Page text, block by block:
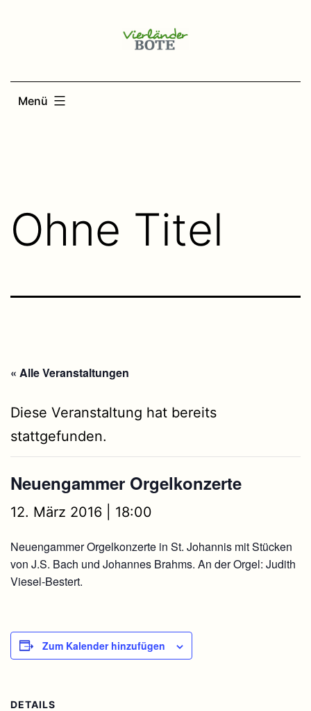
Menü
Ohne Titel
« Alle Veranstaltungen
Diese Veranstaltung hat bereits
stattgefunden.
Neuengammer Orgelkonzerte
12. März 2016 | 18:00
Neuengammer Orgelkonzerte in St. Johannis mit Stücken
von J.S. Bach und Johannes Brahms. An der Orgel: Judith
Viesel-Bestert.
Zum Kalender hinzufügen
DETAILS